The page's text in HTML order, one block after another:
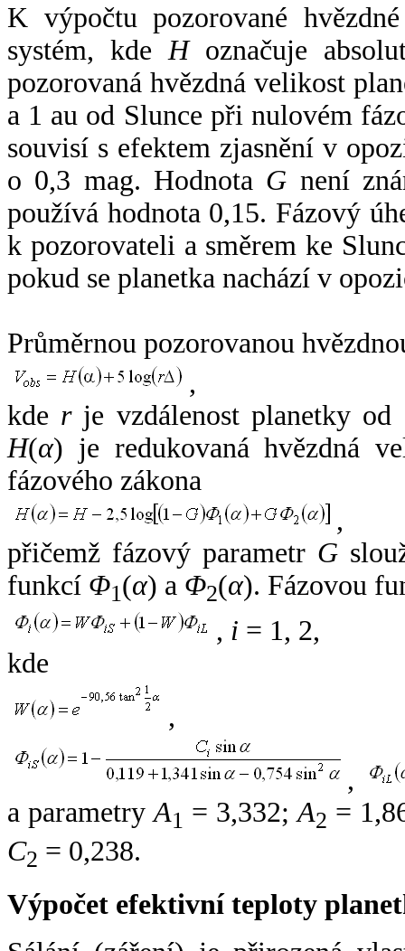
K výpočtu pozorované
systém, kde Hoznačuje
pozorovaná hvězdná velikost
a 1 au od Slunce při nulovém
souvisí s efektem zjasnění v
o 0,3 mag. Hodnota G není
používá hodnota 0,15. Fázový
k pozorovateli a směrem ke
pokud se planetka nachází v
Průměrnou pozorovanou
,
kde rje vzdálenost planetky od
H(α) je redukovaná hvězdná
fázového zákona
,
přičemž fázový parametr G
funkcí Φ1(α) a Φ2(α). Fázovou
, i = 1, 2,
kde
,
,
a parametryA1 = 3,332;A2 =
C2 = 0,238.
Výpočet efektivní teploty